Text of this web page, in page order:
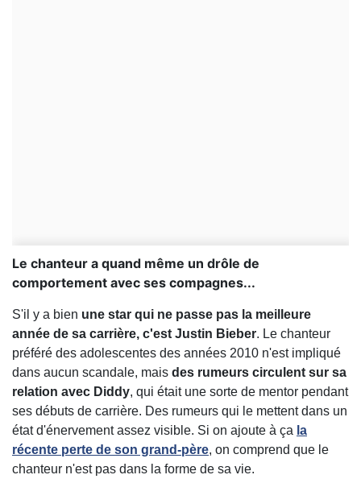
Le chanteur a quand même un drôle de
comportement avec ses compagnes...
S'il y a bien une star qui ne passe pas la meilleure
année de sa carrière, c'est Justin Bieber. Le chanteur
préféré des adolescentes des années 2010 n'est impliqué
dans aucun scandale, mais des rumeurs circulent sur sa
relation avec Diddy, qui était une sorte de mentor pendant
ses débuts de carrière. Des rumeurs qui le mettent dans un
état d'énervement assez visible. Si on ajoute à ça la
récente perte de son grand-père, on comprend que le
chanteur n'est pas dans la forme de sa vie.